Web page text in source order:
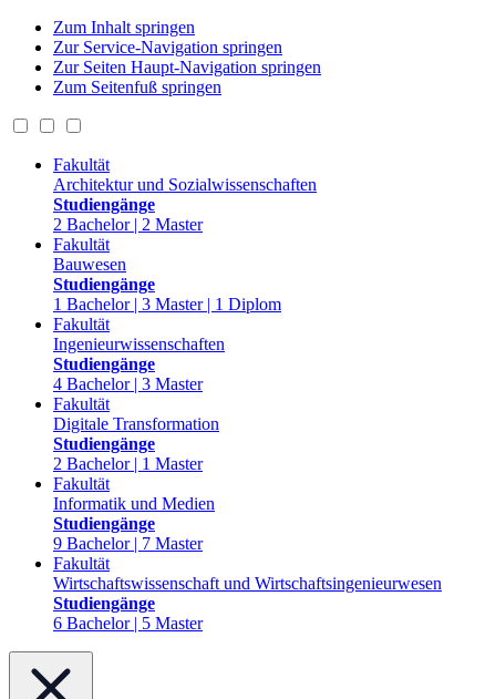
Zum Inhalt springen
Zur Service-Navigation springen
Zur Seiten Haupt-Navigation springen
Zum Seitenfuß springen
Fakultät
Architektur und Sozialwissenschaften
Studiengänge
2 Bachelor | 2 Master
Fakultät
Bauwesen
Studiengänge
1 Bachelor | 3 Master | 1 Diplom
Fakultät
Ingenieurwissenschaften
Studiengänge
4 Bachelor | 3 Master
Fakultät
Digitale Transformation
Studiengänge
2 Bachelor | 1 Master
Fakultät
Informatik und Medien
Studiengänge
9 Bachelor | 7 Master
Fakultät
Wirtschaftswissenschaft und Wirtschaftsingenieurwesen
Studiengänge
6 Bachelor | 5 Master